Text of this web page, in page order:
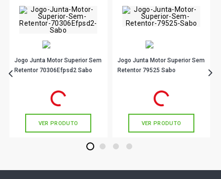
Jogo Junta Motor Superior Sem
Retentor 70306Efpsd2 Sabo
em até 6x de
VER PRODUTO
Jogo Junta Motor Superior Sem
Retentor 79525 Sabo
em até 4x de
VER PRODUTO
1 2 3 4